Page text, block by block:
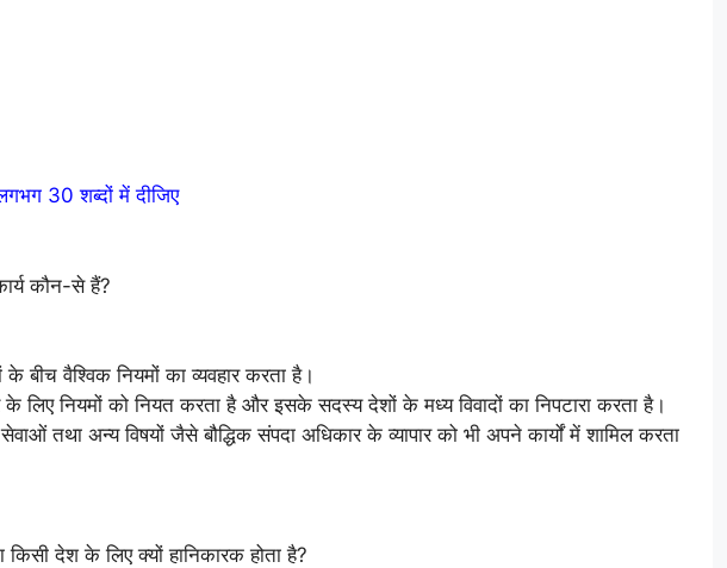
30 शब्दों में दीजिए
कौन-से हैं?
के बीच वैश्विक नियमों का व्यवहार करता है।
के लिए नियमों को नियत करता है और इसके सदस्य देशों के मध्य विवादों का निपटारा करता है।
तथा अन्य विषयों जैसे बौद्धिक संपदा अधिकार के व्यापार को भी अपने कार्यों में शामिल करता
देश के लिए क्यों हानिकारक होता है?